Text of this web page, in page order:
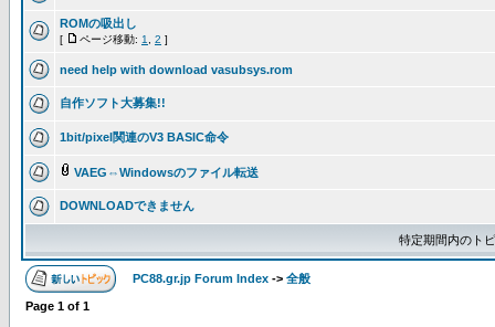
ROMの吸出し
[ ページ移動: 1 2 ]
need help with download vasubsys.rom
自作ソフト大募集!!
1bit/pixel関連のV3 BASIC命令
VAEG⇔Windowsのファイル転送
DOWNLOADできません
特定期間内のト
PC88.gr.jp Forum Index -> 全般
Page 1 of 1